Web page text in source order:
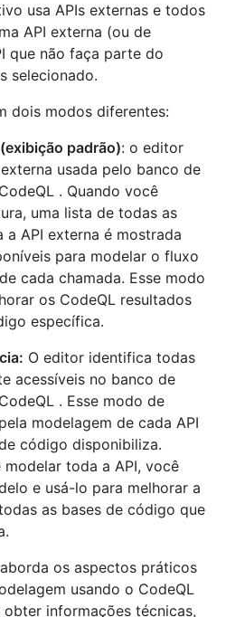
usa APIs externas e todos
API externa (ou de
que não faça parte do
selecionado.
dois modos diferentes:
padrão): o editor
usada pelo banco de
. Quando você
uma lista de todas as
a API externa é mostrada
para modelar o fluxo
cada chamada. Esse modo
os CodeQL resultados
específica.
O editor identifica todas
acessíveis no banco de
. Esse modo de
modelagem de cada API
código disponibiliza.
modelar toda a API, você
e usá-lo para melhorar a
as bases de código que
os aspectos práticos
usando o CodeQL
informações técnicas,